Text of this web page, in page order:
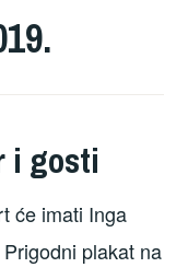
i gosti
će imati Inga
plakat na